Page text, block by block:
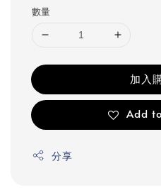
數量
加入
Add
分享